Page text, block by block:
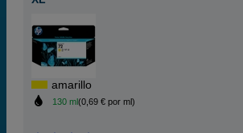
amarillo
130 ml(0,69 € por ml)